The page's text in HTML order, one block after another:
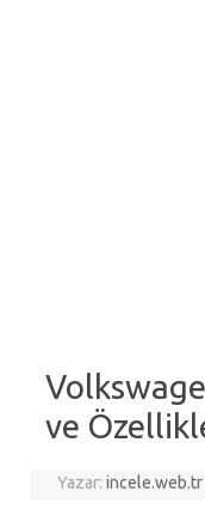
ve
Yazar:incele.web.tr